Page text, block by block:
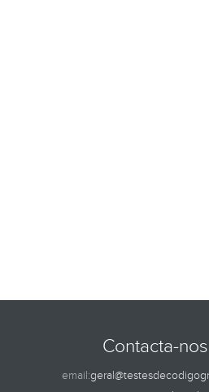
Contacta-nos
email: